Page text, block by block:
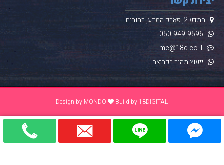
המדע 2, פארק המדע, רחובות
050-949-9596
ייעוץ מהיר בקבוצה
Design by MONDO Build by18DIGITAL